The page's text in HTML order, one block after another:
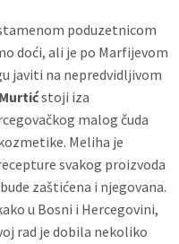
poduzetnicom
doći, ali je po Marfijevom
javiti na nepredvidljivom
stoji iza
malog čuda
Meliha je
svakog proizvoda
zaštićena i njegovana.
u Bosni i Hercegovini,
rad je dobila nekoliko